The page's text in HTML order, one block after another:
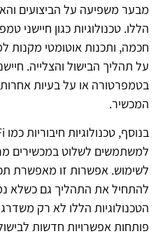
מבער משפיעה על הביצועים
הללו. טכנולוגיות כגון
חכמה, ותכנות אוטומטי מקנות
על תהליך הבישול והצלייה.
בטמפרטורה או על בעיות
המכשיר.
למשתמשים לשלוט במכשירים
לשימוש. אפשרות זו מאפשרת
להתחיל את התהליך גם כשלא
הטכנולוגיות הללו לא רק
פותחות אפשרויות חדשות